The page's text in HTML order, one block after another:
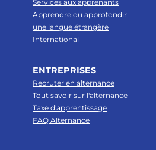
Services aux apprenants
Apprendre ou approfondir
une langue étrangère
International
ENTREPRISES
Recruter en alternance
Tout savoir sur l'alternance
Taxe d'apprentissage
FAQ Alternance